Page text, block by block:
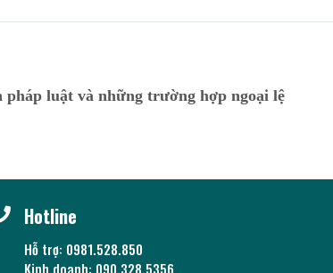
luật và những trường hợp ngoại lệ
Hotline
Hỗ trợ: 0981.528.850
Kinh doanh: 090.328.5356